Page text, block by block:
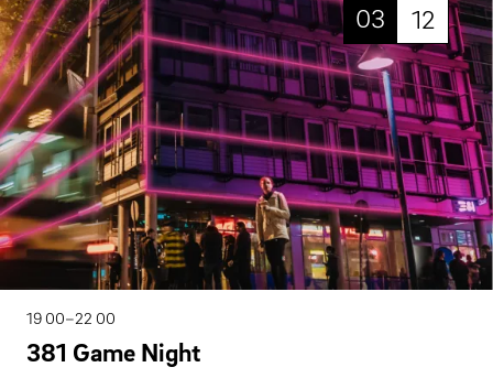
03 12
19 00–22 00
381 Game Night